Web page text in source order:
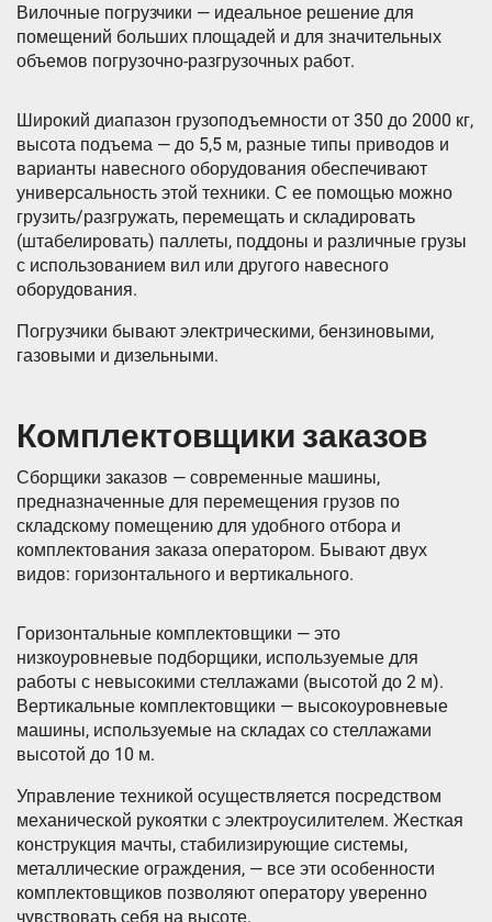
Вилочные погрузчики — идеальное решение для
помещений больших площадей и для значительных
объемов погрузочно-разгрузочных работ.
Широкий диапазон грузоподъемности от 350 до 2000 кг,
высота подъема — до 5,5 м, разные типы приводов и
варианты навесного оборудования обеспечивают
универсальность этой техники. С ее помощью можно
грузить/разгружать, перемещать и складировать
(штабелировать) паллеты, поддоны и различные грузы
с использованием вил или другого навесного
оборудования.
Погрузчики бывают электрическими, бензиновыми,
газовыми и дизельными.
Комплектовщики заказов
Сборщики заказов — современные машины,
предназначенные для перемещения грузов по
складскому помещению для удобного отбора и
комплектования заказа оператором. Бывают двух
видов: горизонтального и вертикального.
Горизонтальные комплектовщики — это
низкоуровневые подборщики, используемые для
работы с невысокими стеллажами (высотой до 2 м).
Вертикальные комплектовщики — высокоуровневые
машины, используемые на складах со стеллажами
высотой до 10 м.
Управление техникой осуществляется посредством
механической рукоятки с электроусилителем. Жесткая
конструкция мачты, стабилизирующие системы,
металлические ограждения, — все эти особенности
комплектовщиков позволяют оператору уверенно
чувствовать себя на высоте.